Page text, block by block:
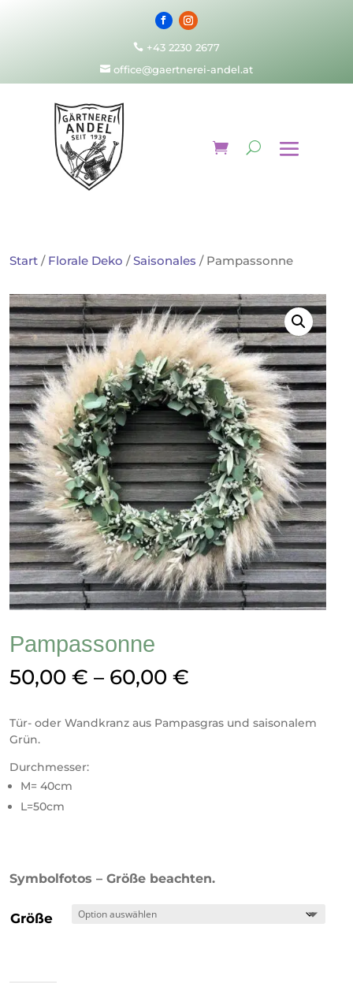
 +43 2230 2677
office@gaertnerei-andel.at
Start / Florale Deko /Saisonales / Pampassonne
Pampassonne
50,00 € – 60,00 €
Tür- oder Wandkranz aus Pampasgras und saisonalem
Grün.
Durchmesser:
M= 40cm
L=50cm
Symbolfotos – Größe beachten.
Größe